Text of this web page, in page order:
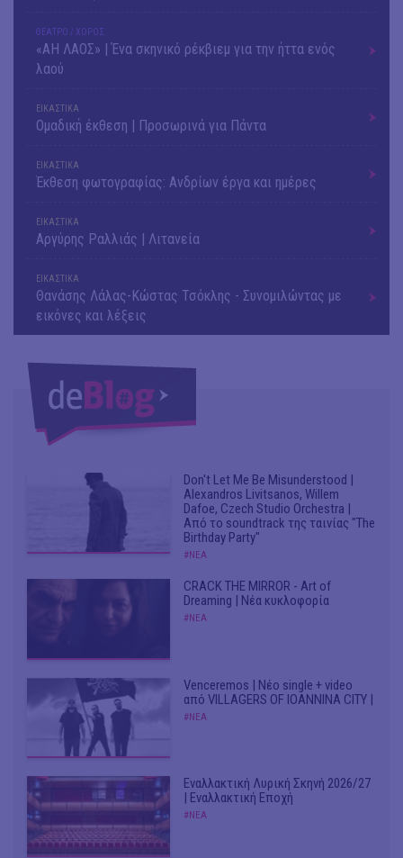
ΘΕΑΤΡΟ / ΧΟΡΟΣ
«ΑΗ ΛΑΟΣ» | Ένα σκηνικό ρέκβιεμ για την ήττα ενός
λαού
ΕΙΚΑΣΤΙΚΑ
Ομαδική έκθεση | Προσωρινά για Πάντα
ΕΙΚΑΣΤΙΚΑ
Έκθεση φωτογραφίας: Ανδρίων έργα και ημέρες
ΕΙΚΑΣΤΙΚΑ
Αργύρης Ραλλιάς | Λιτανεία
ΕΙΚΑΣΤΙΚΑ
Θανάσης Λάλας-Κώστας Τσόκλης - Συνομιλώντας με
εικόνες και λέξεις
Don't Let Me Be Misunderstood |
Alexandros Livitsanos, Willem
Dafoe, Czech Studio Orchestra |
Από το soundtrack της ταινίας "The
Birthday Party"
#ΝΕΑ
CRACK THE MIRROR - Art of
Dreaming | Νέα κυκλοφορία
#ΝΕΑ
Venceremos | Νέο single + video
από VILLAGERS OF IOANNINA CITY |
#ΝΕΑ
Εναλλακτική Λυρική Σκηνή 2026/27
| Εναλλακτική Εποχή
#ΝΕΑ